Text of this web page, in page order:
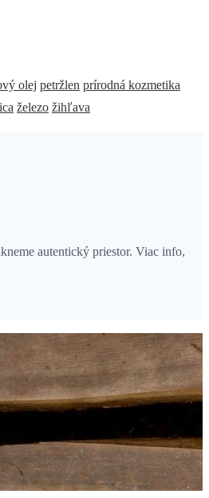
olej petržlen prírodná kozmetika
železo žihľava
autentický priestor. Viac info,